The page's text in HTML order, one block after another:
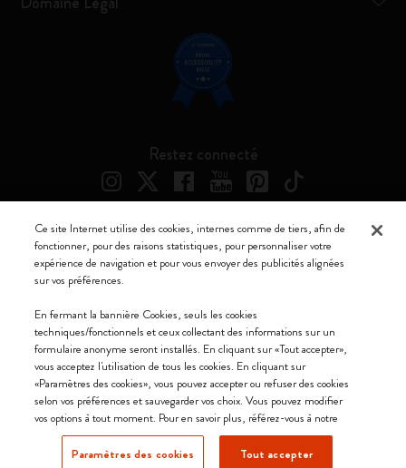
Restez connecté
Suisse (français)
Nous acceptons
Moleskine ® est une marque enregistrée de Moleskine Srl a socio unico
Moleskine srl a socio unico - Via Bergognone, 34 – 20144 Milano -
Soc. €2.181.513,42
Ce site Internet utilise des cookies, internes comme de tiers, afin de
fonctionner, pour des raisons statistiques, pour personnaliser votre
expérience de navigation et pour vous envoyer des publicités alignées
sur vos préférences.
En fermant la bannière Cookies, seuls les cookies
techniques/fonctionnels et ceux collectant des informations sur un
formulaire anonyme seront installés. En cliquant sur «Tout accepter»,
vous acceptez l'utilisation de tous les cookies. En cliquant sur
«Paramètres des cookies», vous pouvez accepter ou refuser des cookies
selon vos préférences et sauvegarder vos choix. Vous pouvez modifier
vos options à tout moment. Pour en savoir plus, référez-vous à notre
Paramètres des cookies Tout accepter